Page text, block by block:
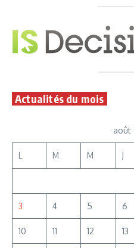
Actualités du mois
août
L M M J
3 4 5 6
10 11 12 13